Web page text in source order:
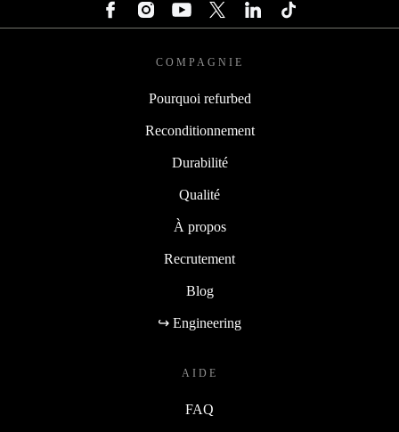
COMPAGNIE
Pourquoi refurbed
Reconditionnement
Durabilité
Qualité
À propos
Recrutement
Blog
↪ Engineering
AIDE
FAQ